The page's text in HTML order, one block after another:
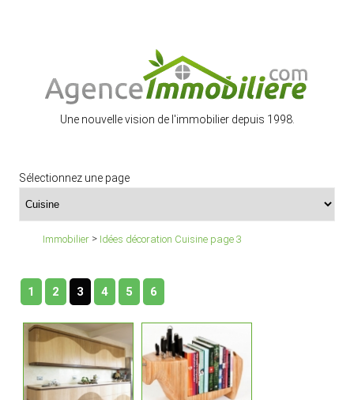
Une nouvelle vision de l'immobilier depuis 1998.
Sélectionnez une page
Immobilier > Idées décoration Cuisine page 3
1 2 3 4 5 6